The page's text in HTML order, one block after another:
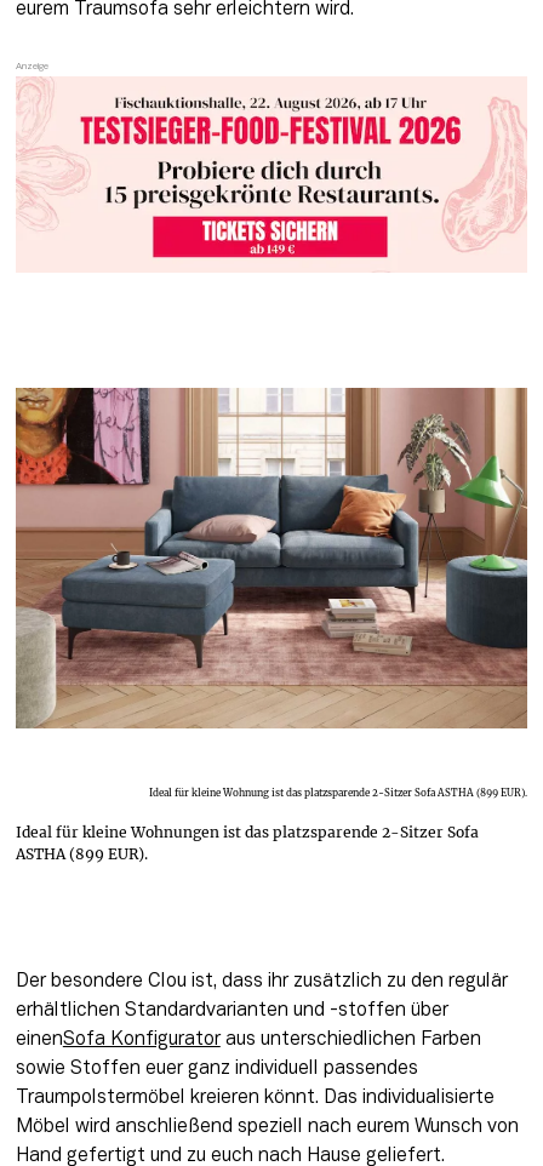
eurem Traumsofa sehr erleichtern wird.
Ideal für kleine Wohnung ist das platzsparende 2-Sitzer Sofa ASTHA (899 EUR).
Ideal für kleine Wohnungen ist das platzsparende 2-Sitzer Sofa
ASTHA (899 EUR).
Der besondere Clou ist, dass ihr zusätzlich zu den regulär
erhältlichen Standardvarianten und -stoffen über
einenSofa Konfigurator aus unterschiedlichen Farben
sowie Stoffen euer ganz individuell passendes
Traumpolstermöbel kreieren könnt. Das individualisierte
Möbel wird anschließend speziell nach eurem Wunsch von
Hand gefertigt und zu euch nach Hause geliefert.